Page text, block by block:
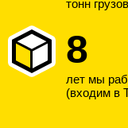
тонн
8
лет мы
(входим в